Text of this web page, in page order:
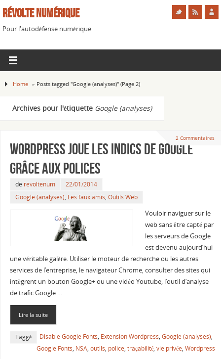
Révolte Numérique
Pour l'autodéfense numérique
Home » Posts tagged "Google (analyses)" (Page 2)
Archives pour l'étiquette Google (analyses)
2 Commentaires
WordPress joue les indics de Google
grâce aux polices
de revoltenum
22/01/2014
Google (analyses), Les faux amis, Outils Web
Vouloir naviguer sur le
web sans être capté par
les serveurs de Google
est devenu aujourd’hui
une véritable galère. Utiliser le moteur de recherche ou les autres
services de l’entreprise, le navigateur Chrome, consulter des sites qui
intègrent un bouton Google+ ou une vidéo Youtube, l’outil d’analyse
de trafic Google …
Lire la suite
Taggé Disable Google Fonts, Extension Wordpress, Google (analyses),
Google Fonts, NSA, outils, police, traçabilité, vie privée, Wordpress